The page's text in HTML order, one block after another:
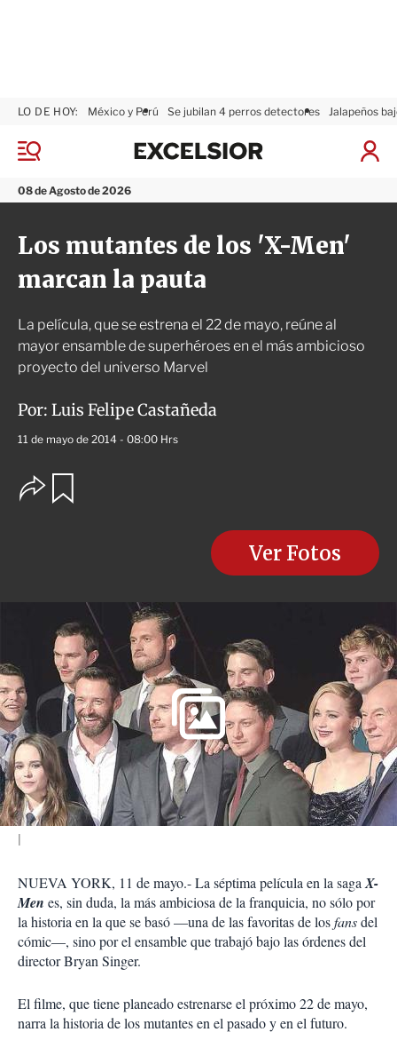
M
n
ú
08 de Agosto de 2026
LO DE HOY: México y Perú Se jubilan 4 perros detectores Jalapeños
I
x
l
i
o
Los mutantes de los 'X-Men'
marcan la pauta
La película, que se estrena el 22 de mayo, reúne al
mayor ensamble de superhéroes en el más ambicioso
proyecto del universo Marvel
Por: Luis Felipe Castañeda
11 de mayo de 2014 - 08:00 Hrs
O
p
c
o
m
p
r
t
i
r
Ver Fotos
NUEVA YORK, 11 de mayo.- La séptima película en la saga X-
Men es, sin duda, la más ambiciosa de la franquicia, no sólo por
la historia en la que se basó —una de las favoritas de losfansdel
cómic—, sino por el ensamble que trabajó bajo las órdenes del
director Bryan Singer.
El filme, que tiene planeado estrenarse el próximo 22 de mayo,
narra la historia de los mutantes en el pasado y en el futuro.